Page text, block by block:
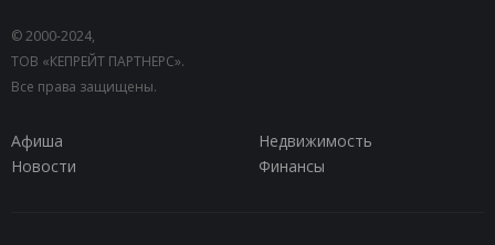
© 2000-2024,
ТОВ «КЕПРЕЙТ ПАРТНЕРС».
Все права защищены.
Афиша
Недвижимость
Новости
Финансы